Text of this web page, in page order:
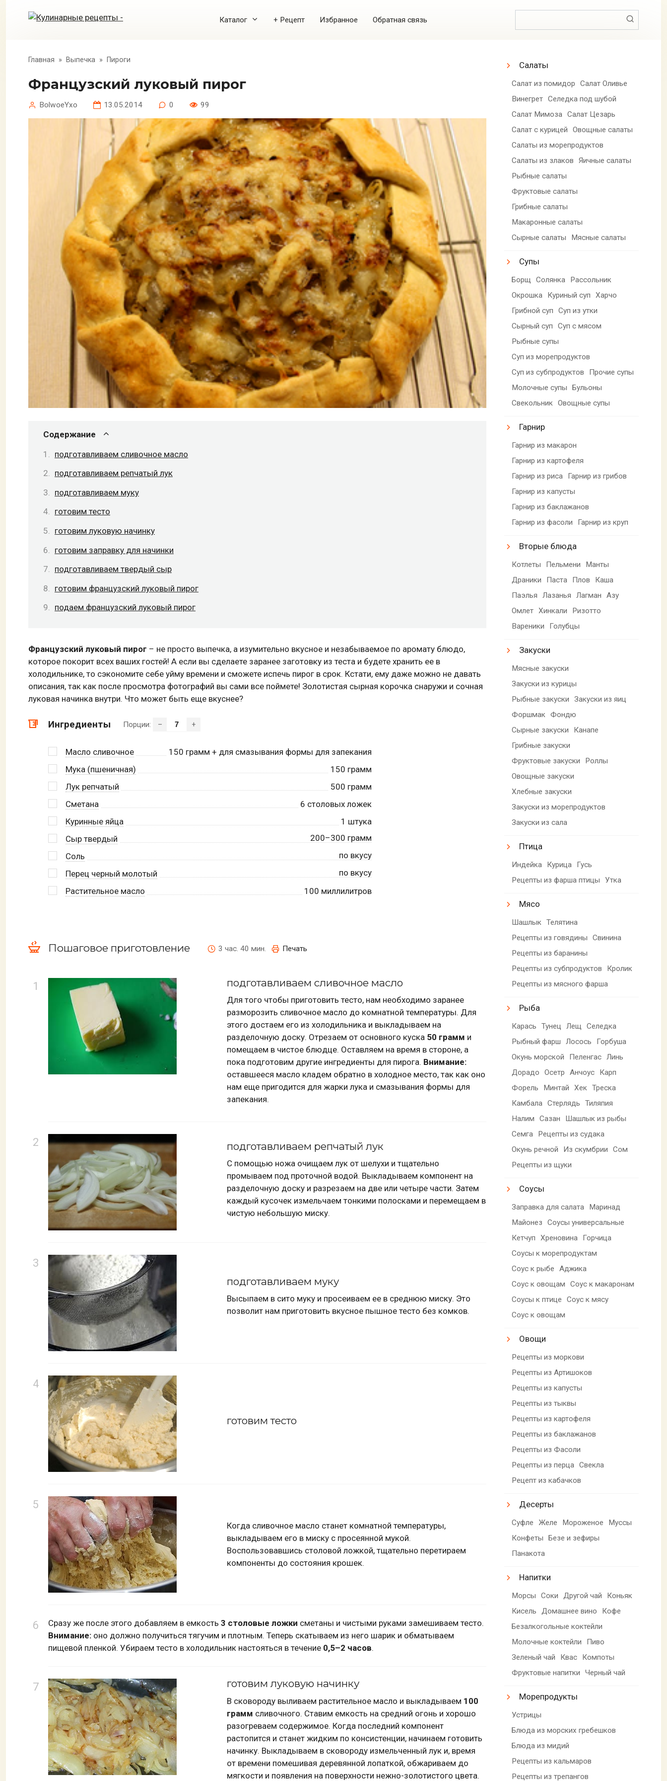
Каталог + Рецепт Избранное Обратная связь
Главная » Выпечка » Пироги
Французский луковый пирог
BolwoeYxo 13.05.2014 0 99
Содержание
подготавливаем сливочное масло
подготавливаем репчатый лук
подготавливаем муку
готовим тесто
готовим луковую начинку
готовим заправку для начинки
подготавливаем твердый сыр
готовим французский луковый пирог
подаем французский луковый пирог
Французский луковый пирог – не просто выпечка, а изумительно вкусное и незабываемое по аромату блюдо,
которое покорит всех ваших гостей! А если вы сделаете заранее заготовку из теста и будете хранить ее в
холодильнике, то сэкономите себе уйму времени и сможете испечь пирог в срок. Кстати, ему даже можно не давать
описания, так как после просмотра фотографий вы сами все поймете! Золотистая сырная корочка снаружи и сочная
луковая начинка внутри. Что может быть еще вкуснее?
Ингредиенты Порции: – +
Масло сливочное 150 грамм + для смазывания формы для запекания
Мука (пшеничная)
150 грамм
Лук репчатый
500 грамм
Сметана
6 столовых ложек
Куринные яйца
1 штука
Сыр твердый
200–300 грамм
Соль
по вкусу
Перец черный молотый
по вкусу
Растительное масло
100 миллилитров
Пошаговое приготовление 3 час. 40 мин. Печать
подготавливаем сливочное масло
Для того чтобы приготовить тесто, нам необходимо заранее
разморозить сливочное масло до комнатной температуры. Для
этого достаем его из холодильника и выкладываем на
разделочную доску. Отрезаем от основного куска 50 грамм и
помещаем в чистое блюдце. Оставляем на время в стороне, а
пока подготовим другие ингредиенты для пирога. Внимание:
оставшееся масло кладем обратно в холодное место, так как оно
нам еще пригодится для жарки лука и смазывания формы для
запекания.
подготавливаем репчатый лук
С помощью ножа очищаем лук от шелухи и тщательно
промываем под проточной водой. Выкладываем компонент на
разделочную доску и разрезаем на две или четыре части. Затем
каждый кусочек измельчаем тонкими полосками и перемещаем в
чистую небольшую миску.
подготавливаем муку
Высыпаем в сито муку и просеиваем ее в среднюю миску. Это
позволит нам приготовить вкусное пышное тесто без комков.
готовим тесто
Когда сливочное масло станет комнатной температуры,
выкладываем его в миску с просеянной мукой.
Воспользовавшись столовой ложкой, тщательно перетираем
компоненты до состояния крошек.
Сразу же после этого добавляем в емкость 3 столовые ложки сметаны и чистыми руками замешиваем тесто.
Внимание: оно должно получиться тягучим и плотным. Теперь скатываем из него шарик и обматываем
пищевой пленкой. Убираем тесто в холодильник настояться в течение 0,5–2 часов.
готовим луковую начинку
В сковороду выливаем растительное масло и выкладываем 100
грамм сливочного. Ставим емкость на средний огонь и хорошо
разогреваем содержимое. Когда последний компонент
растопится и станет жидким по консистенции, начинаем готовить
начинку. Выкладываем в сковороду измельченный лук и, время
от времени помешивая деревянной лопаткой, обжариваем до
мягкости и появления на поверхности нежно-золотистого цвета.
Салаты
Салат из помидор
Салат Оливье
Винегрет Селедка под шубой
Салат Мимоза Салат Цезарь
Салат с курицей
Овощные салаты
Салаты из морепродуктов
Салаты из злаков
Яичные салаты
Рыбные салаты
Фруктовые салаты
Грибные салаты
Макаронные салаты
Сырные салаты
Мясные салаты
Супы
Борщ Солянка
Рассольник
Окрошка
Куриный суп
Харчо
Грибной суп
Суп из утки
Сырный суп
Суп с мясом
Рыбные супы
Суп из морепродуктов
Суп из субпродуктов
Прочие супы
Молочные супы
Бульоны
Свекольник Овощные супы
Гарнир
Гарнир из макарон
Гарнир из картофеля
Гарнир из риса
Гарнир из грибов
Гарнир из капусты
Гарнир из баклажанов
Гарнир из фасоли
Гарнир из круп
Вторые блюда
Котлеты Пельмени
Манты
Драники
Паста Плов
Каша
Паэлья
Лазанья Лагман
Азу
Омлет Хинкали
Ризотто
Вареники
Голубцы
Закуски
Мясные закуски
Закуски из курицы
Рыбные закуски
Закуски из яиц
Форшмак Фондю
Сырные закуски
Канапе
Грибные закуски
Фруктовые закуски
Роллы
Овощные закуски
Хлебные закуски
Закуски из морепродуктов
Закуски из сала
Птица
Индейка Курица
Гусь
Рецепты из фарша птицы
Утка
Мясо
Шашлык Телятина
Рецепты из говядины
Свинина
Рецепты из баранины
Рецепты из субпродуктов
Кролик
Рецепты из мясного фарша
Рыба
Карась Тунец Лещ
Селедка
Рыбный фарш
Лосось
Горбуша
Окунь морской
Пеленгас Линь
Дорадо
Осетр Анчоус
Карп
Форель
Минтай Хек Треска
Камбала Стерлядь
Тиляпия
Налим
Сазан
Шашлык из рыбы
Семга
Рецепты из судака
Окунь речной
Из скумбрии
Сом
Рецепты из щуки
Соусы
Заправка для салата
Маринад
Майонез
Соусы универсальные
Кетчуп
Хреновина
Горчица
Соусы к морепродуктам
Соус к рыбе
Аджика
Соус к овощам
Соус к макаронам
Соусы к птице
Соус к мясу
Соус к овощам
Овощи
Рецепты из моркови
Рецепты из Артишоков
Рецепты из капусты
Рецепты из тыквы
Рецепты из картофеля
Рецепты из баклажанов
Рецепты из Фасоли
Рецепты из перца Свекла
Рецепт из кабачков
Десерты
Суфле Желе Мороженое
Муссы
Конфеты
Безе и зефиры
Панакота
Напитки
Морсы Соки Другой чай
Коньяк
Кисель
Домашнее вино
Кофе
Безалкогольные коктейли
Молочные коктейли
Пиво
Зеленый чай
Квас
Компоты
Фруктовые напитки
Черный чай
Морепродукты
Устрицы
Блюда из морских гребешков
Блюда из мидий
Рецепты из кальмаров
Рецепты из трепангов